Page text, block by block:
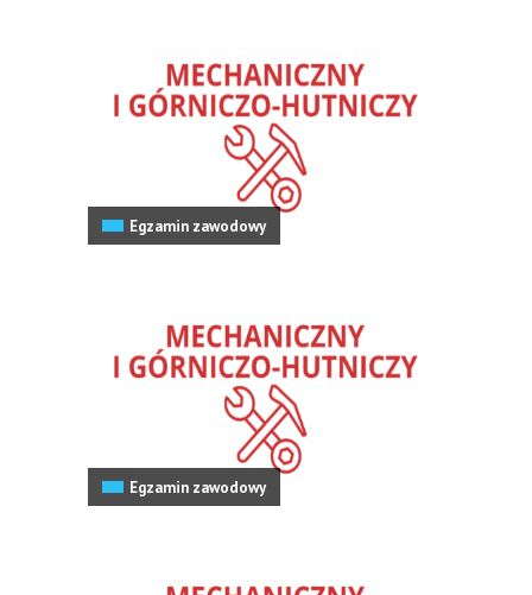
Egzamin zawodowy
Egzamin zawodowy